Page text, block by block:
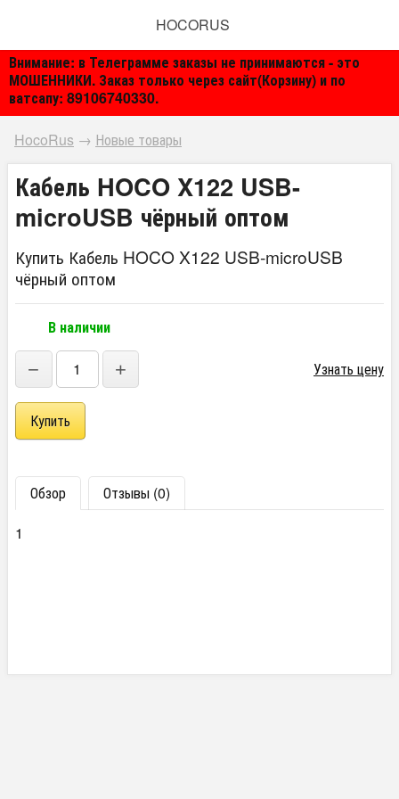
Внимание: в Телеграмме заказы не принимаются - это
МОШЕННИКИ. Заказ только через сайт(Корзину) и по
ватсапу: 89106740330.
HOCORUS
HocoRus → Новые товары
Кабель HOCO X122 USB-
microUSB чёрный оптом
Купить Кабель HOCO X122 USB-microUSB
чёрный оптом
В наличии
− + Узнать цену
Обзор
Отзывы (0)
1